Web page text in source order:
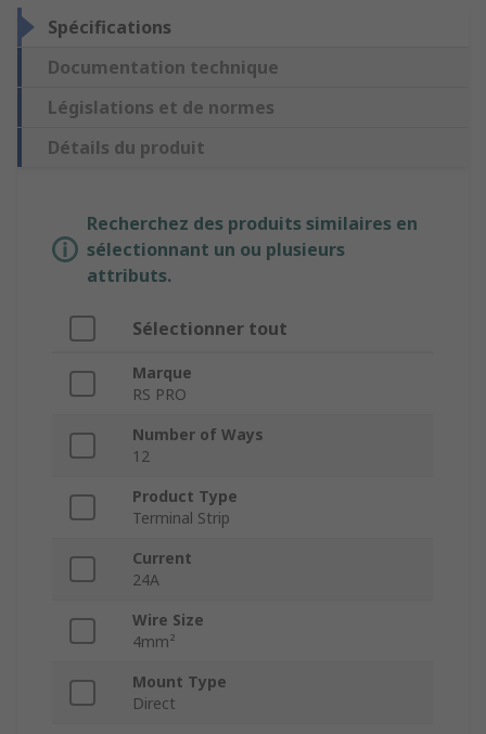
Spécifications
Documentation technique
Législations et de normes
Détails du produit
Recherchez des produits similaires en
sélectionnant un ou plusieurs
attributs.
Sélectionner tout
Marque
RS PRO
Number of Ways
12
Product Type
Terminal Strip
Current
24A
Wire Size
4mm²
Mount Type
Direct